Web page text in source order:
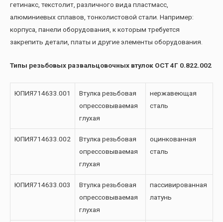
гетинакс, текстолит, различного вида пластмасс,
алюминиевых сплавов, тонколистовой стали. Например:
корпуса, панели оборудования, к которым требуется
закрепить детали, платы и другие элементы оборудования.
Типы резьбовых развальцовочных втулок ОСТ 4Г 0.822.002
ЮПИЯ714633.001
Втулка резьбовая
опрессовываемая
глухая
нержавеющая
сталь
ЮПИЯ714633.002
Втулка резьбовая
опрессовываемая
глухая
оцинкованная
сталь
ЮПИЯ714633.003
Втулка резьбовая
опрессовываемая
глухая
пассивированная
латунь